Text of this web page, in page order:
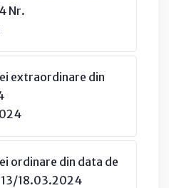
Nr.
extraordinare din
ordinare din data de
18.03.2024